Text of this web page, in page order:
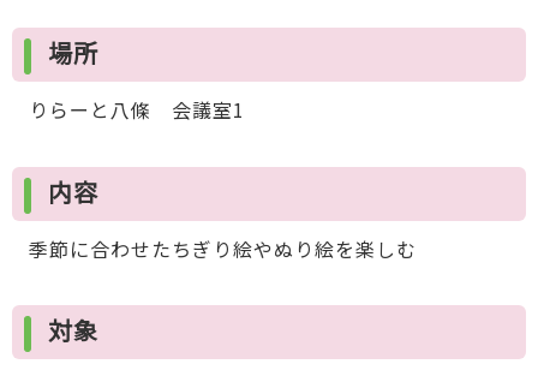
場所
りらーと八條 会議室1
内容
季節に合わせたちぎり絵やぬり絵を楽しむ
対象